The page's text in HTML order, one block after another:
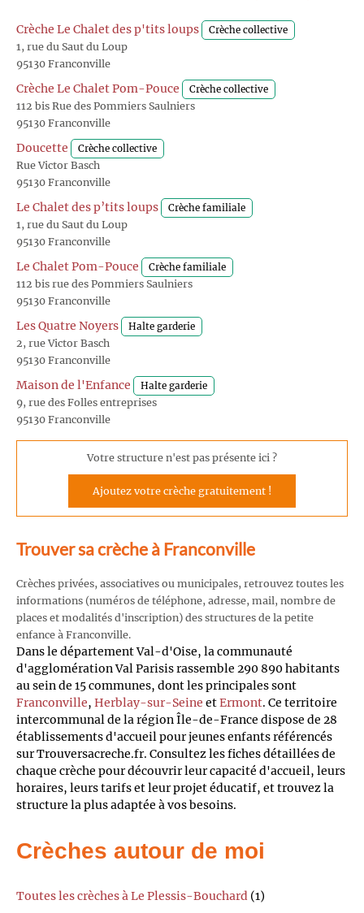
Crèche Le Chalet des p'tits loups Crèche collective
1, rue du Saut du Loup
95130 Franconville
Crèche Le Chalet Pom-Pouce Crèche collective
112 bis Rue des Pommiers Saulniers
95130 Franconville
Doucette Crèche collective
Rue Victor Basch
95130 Franconville
Le Chalet des p’tits loups Crèche familiale
1, rue du Saut du Loup
95130 Franconville
Le Chalet Pom-Pouce Crèche familiale
112 bis rue des Pommiers Saulniers
95130 Franconville
Les Quatre Noyers Halte garderie
2, rue Victor Basch
95130 Franconville
Maison de l'Enfance Halte garderie
9, rue des Folles entreprises
95130 Franconville
Votre structure n'est pas présente ici ?
Ajoutez votre crèche gratuitement !
Trouver sa crèche à Franconville
Crèches privées, associatives ou municipales, retrouvez toutes les
informations (numéros de téléphone, adresse, mail, nombre de
places et modalités d'inscription) des structures de la petite
enfance à Franconville.
Dans le département Val-d'Oise, la communauté
d'agglomération Val Parisis rassemble 290 890 habitants
au sein de 15 communes, dont les principales sont
Franconville, Herblay-sur-Seine etErmont. Ce territoire
intercommunal de la région Île-de-France dispose de 28
établissements d'accueil pour jeunes enfants référencés
sur Trouversacreche.fr. Consultez les fiches détaillées de
chaque crèche pour découvrir leur capacité d'accueil, leurs
horaires, leurs tarifs et leur projet éducatif, et trouvez la
structure la plus adaptée à vos besoins.
Crèches autour de moi
Toutes les crèches à Le Plessis-Bouchard (1)